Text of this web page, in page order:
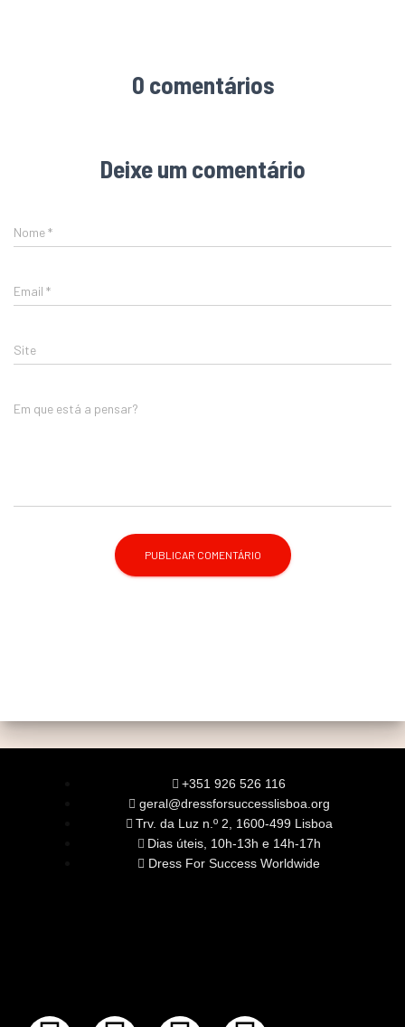
0 comentários
Deixe um comentário
Nome*
Email *
Site
Em que está a pensar?
+351 926 526 116
geral@dressforsuccesslisboa.org
Trv. da Luz n.º 2, 1600-499 Lisboa
Dias úteis, 10h-13h e 14h-17h
Dress For Success Worldwide